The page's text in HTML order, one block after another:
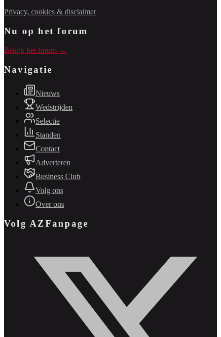
Privacy, cookies & disclaimer
Nu op het forum
Bekijk het forum →
Navigatie
Nieuws
Wedstrijden
Selectie
Standen
Contact
Adverteren
Business Club
Volg ons
Over ons
Volg AZFanpage